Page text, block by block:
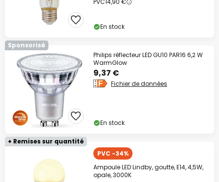
En stock
Sponsorisé
Philips réflecteur LED GU10 PAR16 6,2 W
WarmGlow
9,37 €
Fichier de données
En stock
+ Remises sur quantité
PVC -34%
Ampoule LED Lindby, goutte, E14, 4,5W,
opale, 3000K